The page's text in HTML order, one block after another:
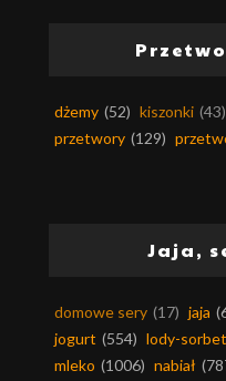
dżemy (52) kiszonki (43)
przetwory (129)
Jaja,
domowe sery (17) jaja
jogurt (554) lody-
mleko (1006) nabiał